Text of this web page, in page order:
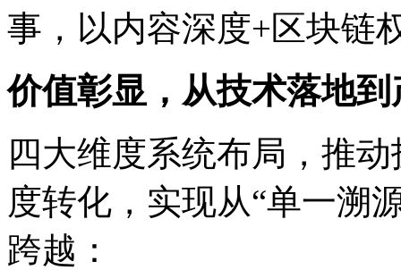
事，以内容深度+区块
价值彰显，从技术落地
四大维度系统布局，推
度转化，实现从“单一
跨越：